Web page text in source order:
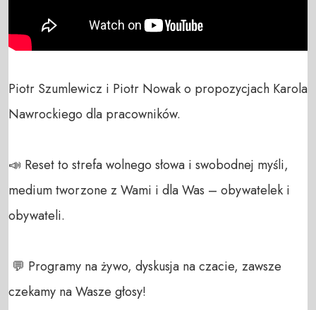
Piotr Szumlewicz i Piotr Nowak o propozycjach Karola
Nawrockiego dla pracowników.
📣 Reset to strefa wolnego słowa i swobodnej myśli,
medium tworzone z Wami i dla Was – obywatelek i
obywateli.
czekamy na Wasze głosy!